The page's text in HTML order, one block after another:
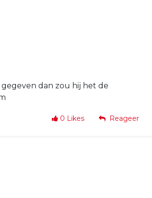
dan zou hij het de
0 Likes Reageer